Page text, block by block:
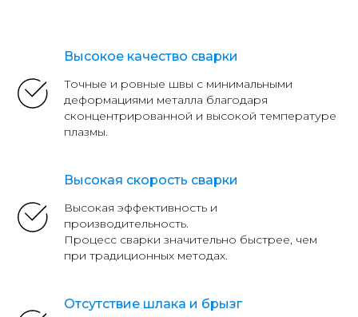
Высокое качество сварки
Точные и ровные швы с минимальными
деформациями металла благодаря
сконцентрированной и высокой температуре
плазмы.
Высокая скорость сварки
Высокая эффективность и
производительность.
Процесс сварки значительно быстрее, чем
при традиционных методах.
Отсутствие шлака и брызг